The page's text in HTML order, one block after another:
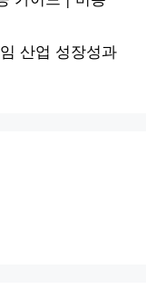
산업 성장성과